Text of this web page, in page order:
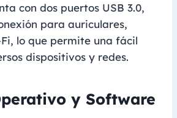
con dos puertos USB 3.0,
para auriculares,
lo que permite una fácil
dispositivos y redes.
y Software